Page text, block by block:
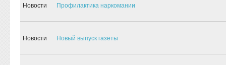
Новости Профилактика наркомании
Новости Новый выпуск газеты